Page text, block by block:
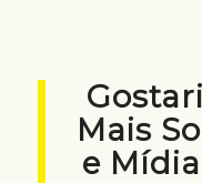
Mais
e